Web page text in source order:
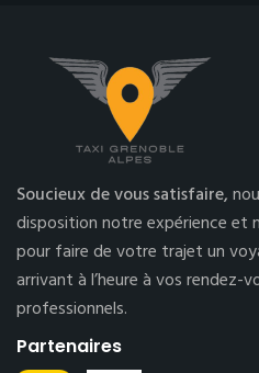
Soucieux de vous satisfaire,
disposition notre expérience et
pour faire de votre trajet un
arrivant à l’heure à vos rendez-
professionnels.
Partenaires